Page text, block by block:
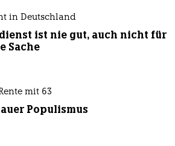
in Deutschland
ist nie gut, auch nicht für
Sache
mit 63
Populismus